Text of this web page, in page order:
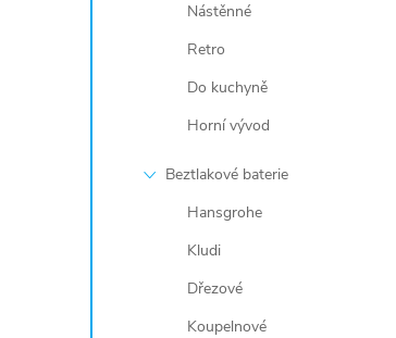
Nástěnné
Retro
Do kuchyně
Horní vývod
Beztlakové baterie
Hansgrohe
Kludi
Dřezové
Koupelnové